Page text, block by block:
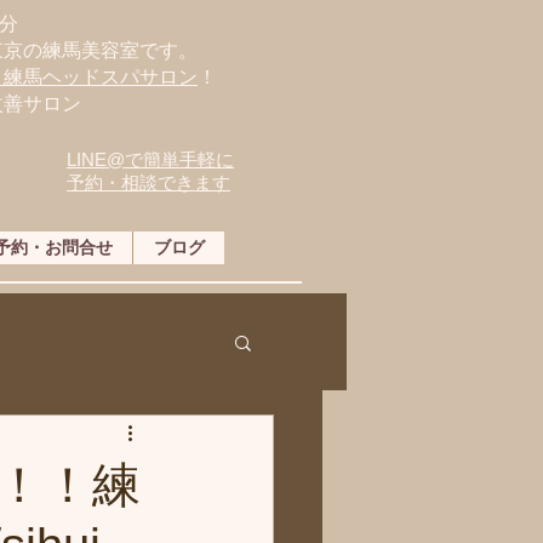
の練馬美容室です。
馬ヘッドスパサロン ！
サロン
LINE@で簡単手軽に
予約・相談できます
約・お問合せ ブログ
！練